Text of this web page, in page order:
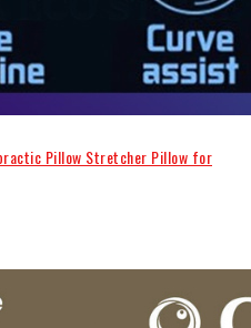
Pillow Stretcher Pillow for